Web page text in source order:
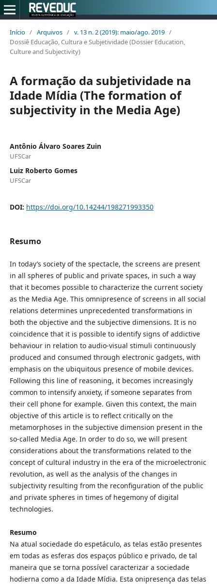
Início / Arquivos / v. 13 n. 2 (2019): maio/ago. 2019 /
Dossiê Educação, Cultura e Subjetividade (Dossier Education,
Culture and Subjectivity)
A formação da subjetividade na
Idade Mídia (The formation of
subjectivity in the Media Age)
Antônio Álvaro Soares Zuin
UFSCar
Luiz Roberto Gomes
UFSCar
DOI: https://doi.org/10.14244/198271993350
Resumo
In today’s society of the spectacle, the screens are present
in all spheres of public and private spaces, in such a way
that it becomes possible to characterize the current society
as the Media Age. This omnipresence of screens in all social
relations determines unprecedented transformations in
both the objective and the subjective dimensions. It is no
coincidence that it is possible to identify signs of addictive
behaviour in relation to audio-visual stimuli continuously
produced and consumed through electronic gadgets, with
emphasis on the ubiquitous presence of mobile devices.
Following this line of reasoning, it becomes increasingly
common to intensify anxiety, if someone separates from
their cell phone for example. Given this context, the main
objective of this article is to reflect critically on the
metamorphoses in the subjective dimension present in the
so-called Media Age. In order to do so, we will present
considerations about the transformations related to the
concept of cultural industry in the era of the microelectronic
revolution, as well as the analysis of the changes in
subjectivity resulting from the reconfiguration of the public
and private spheres in times of hegemony of digital
technologies.
Resumo
Na atual sociedade do espetáculo, as telas estão presentes
em todas as esferas dos espaços público e privado, de tal
maneira que se torna possível caracterizar a sociedade
hodierna como a da Idade Mídia. Esta onipresença das telas